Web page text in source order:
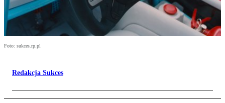
Foto: sukces.rp.pl
Redakcja Sukces